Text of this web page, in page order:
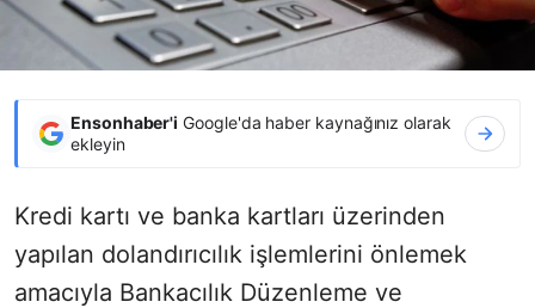
Ensonhaber'i Google'da haber kaynağınız olarak
ekleyin
Kredi kartı ve banka kartları üzerinden
yapılan dolandırıcılık işlemlerini önlemek
amacıyla Bankacılık Düzenleme ve